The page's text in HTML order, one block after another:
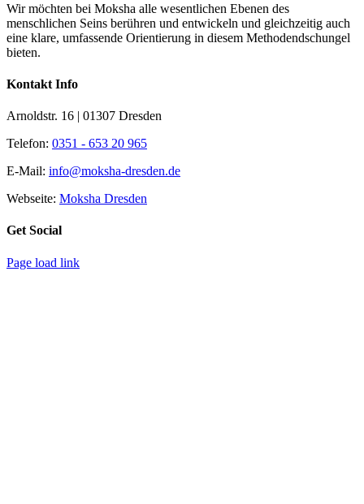
Wir möchten bei Moksha alle wesent­lichen Ebenen des
menschlichen Seins berühren und entwickeln und gleichzeitig auch
eine klare, umfassende Orientierung in diesem Methodendschungel
bieten.
Kontakt Info
Arnoldstr. 16 | 01307 Dresden
Telefon: 0351 - 653 20 965
E-Mail: info@moksha-dresden.de
Webseite: Moksha Dresden
Get Social
Page load link